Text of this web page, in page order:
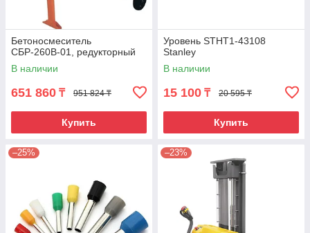
Бетоносмеситель
СБР-260В-01, редукторный
В наличии
651 860 ₸ 951 824 ₸
Купить
Уровень STHT1-43108
Stanley
В наличии
15 100 ₸ 20 595 ₸
Купить
–25% –23%